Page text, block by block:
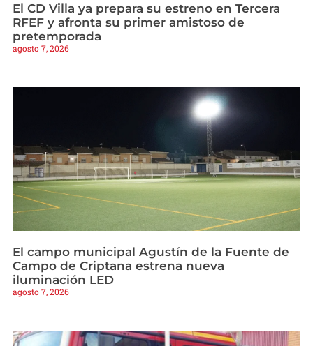
El CD Villa ya prepara su estreno en Tercera
RFEF y afronta su primer amistoso de
pretemporada
agosto 7, 2026
El campo municipal Agustín de la Fuente de
Campo de Criptana estrena nueva
iluminación LED
agosto 7, 2026